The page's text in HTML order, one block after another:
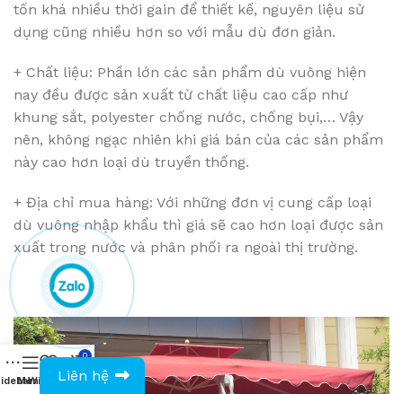
tốn khá nhiều thời gain để thiết kế, nguyên liệu sử
dụng cũng nhiều hơn so với mẫu dù đơn giản.
+ Chất liệu: Phần lớn các sản phẩm dù vuông hiện
nay đều được sản xuất từ chất liệu cao cấp như
khung sắt, polyester chống nước, chống bụi,… Vậy
nên, không ngạc nhiên khi giá bán của các sản phẩm
này cao hơn loại dù truyền thống.
+ Địa chỉ mua hàng: Với những đơn vị cung cấp loại
dù vuông nhập khẩu thì giá sẽ cao hơn loại được sản
xuất trong nước và phân phối ra ngoài thị trường.
MenuWishlistCompare
0
Cart
Liên hệ
0943594386